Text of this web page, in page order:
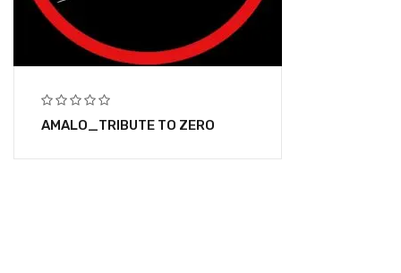
AMALO_TRIBUTE TO ZERO